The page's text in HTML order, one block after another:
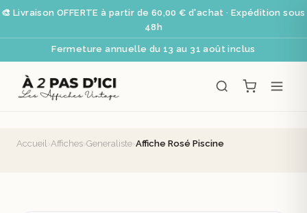
🎨 Livraison OFFERTE à partir de 60,00 € d'achat · Expédition sous
48h
Fermeture annuelle du 13 au 31 août inclus
Accueil Affiches Generaliste Affiche Rosé Piscine